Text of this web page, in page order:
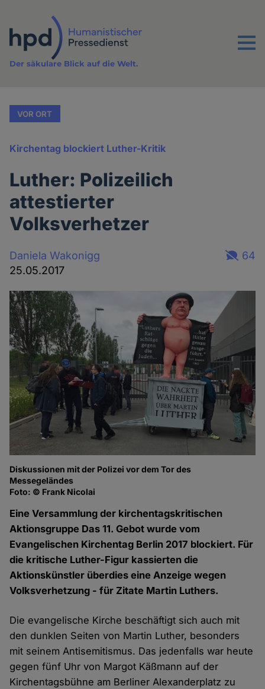
Inhalt
Menu
Der säkulare Blick auf die Welt.
VOR ORT
Kirchentag blockiert Luther-Kritik
Luther: Polizeilich
attestierter
Volksverhetzer
Daniela Wakonigg
25.05.2017
64
Diskussionen mit der Polizei vor dem Tor des
Messegeländes
Foto: © Frank Nicolai
Eine Versammlung der kirchentagskritischen
Aktionsgruppe Das 11. Gebot wurde vom
Evangelischen Kirchentag Berlin 2017 blockiert. Für
die kritische Luther-Figur kassierten die
Aktionskünstler überdies eine Anzeige wegen
Volksverhetzung - für Zitate Martin Luthers.
Die evangelische Kirche beschäftigt sich auch mit
den dunklen Seiten von Martin Luther, besonders
mit seinem Antisemitismus. Das jedenfalls war heute
gegen fünf Uhr von Margot Käßmann auf der
Kirchentagsbühne am Berliner Alexanderplatz zu